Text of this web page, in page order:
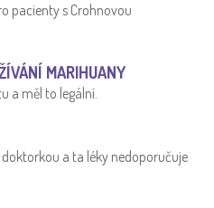
pacienty s Crohnovou
MARIHUANY
a měl to legální.
a ta léky nedoporučuje